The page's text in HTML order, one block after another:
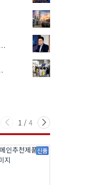
1 / 4
신품